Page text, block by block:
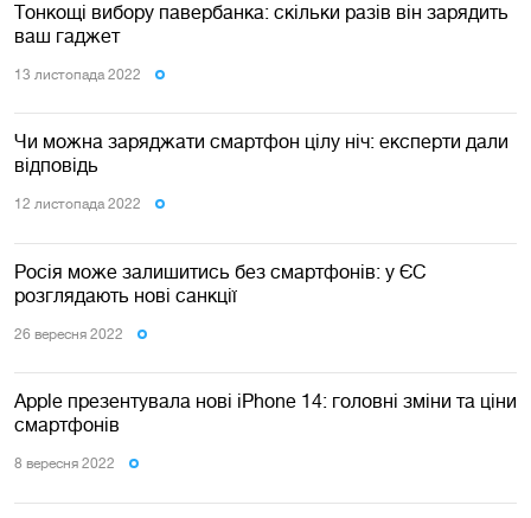
Тонкощі вибору павербанка: скільки разів він зарядить
ваш гаджет
13 листопада 2022
Чи можна заряджати смартфон цілу ніч: експерти дали
відповідь
12 листопада 2022
Росія може залишитись без смартфонів: у ЄС
розглядають нові санкції
26 вересня 2022
Apple презентувала нові iPhone 14: головні зміни та ціни
смартфонів
8 вересня 2022